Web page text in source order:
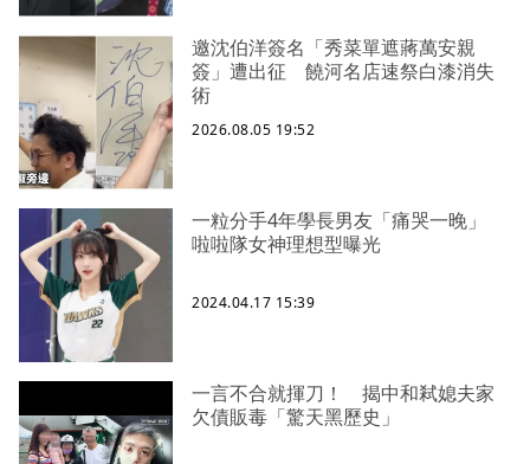
邀沈伯洋簽名「秀菜單遮蔣萬安親
簽」遭出征 饒河名店速祭白漆消失
術
2026.08.05 19:52
一粒分手4年學長男友「痛哭一晚」
啦啦隊女神理想型曝光
2024.04.17 15:39
一言不合就揮刀！ 揭中和弒媳夫家
欠債販毒「驚天黑歷史」